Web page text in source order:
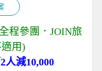
程參團．JOIN旅
用)
減10,000